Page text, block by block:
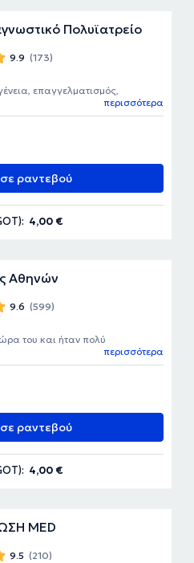
Πολυϊατρείο
9.9 (173)
ραντεβού
επαγγελματισμός,
περισσότερα
4,00 €
Αθηνών
9.6 (599)
ραντεβού
του και ήταν πολύ
περισσότερα
4,00 €
MED
9.5 (210)